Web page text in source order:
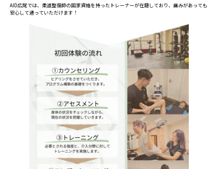
AID広尾では、柔道整復師の国家資格を持ったトレーナーが在籍しており、痛みがあっても
安心して通っていただけます！